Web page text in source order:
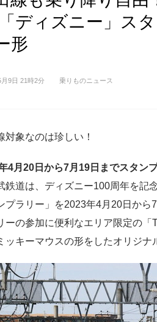
ディズニー」ス
形
9日 21時2分 乗りものニュース
対象なのは珍しい！
4月20日から7月19日までスタン
道は、ディズニー100周年を記
プラリー」を2023年4月20日か
ーの参加に便利なエリア限定の
ッキーマウスの形をしたオリジナ